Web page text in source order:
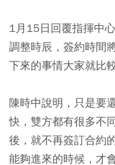
1月15日回覆指揮中
調整時辰，簽約時間
下來的事情大家就比
陳時中說明，只是要
快，雙方都有很多不
後，就不再簽訂合約
能夠進來的時候，才